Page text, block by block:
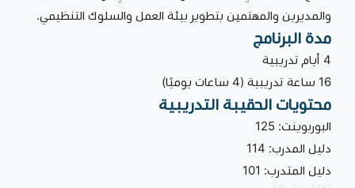
والمديرين والمهتمين بتطوير بيئة العمل والسلوك التنظيمي.
مدة البرنامج
4 أيام تدريبية
16 ساعة تدريبية (4 ساعات يوميًا)
محتويات الحقيبة التدريبية
البوربوينت: 125
دليل المدرب: 114
دليل المتدرب: 101